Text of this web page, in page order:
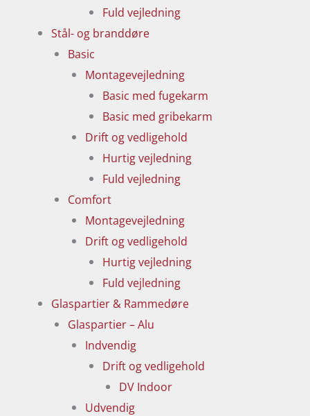
Fuld vejledning
Stål- og branddøre
Basic
Montagevejledning
Basic med fugekarm
Basic med gribekarm
Drift og vedligehold
Hurtig vejledning
Fuld vejledning
Comfort
Montagevejledning
Drift og vedligehold
Hurtig vejledning
Fuld vejledning
Glaspartier & Rammedøre
Glaspartier – Alu
Indvendig
Drift og vedligehold
DV Indoor
Udvendig